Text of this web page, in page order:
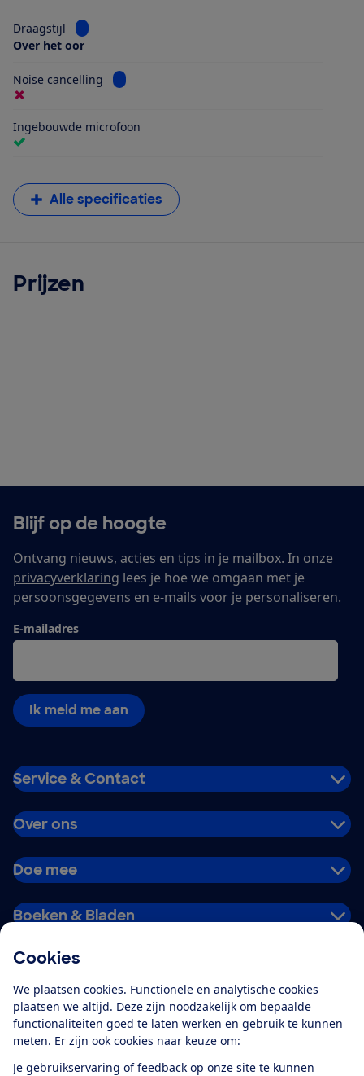
Cookies
We plaatsen cookies. Functionele en analytische cookies
plaatsen we altijd. Deze zijn noodzakelijk om bepaalde
functionaliteiten goed te laten werken en gebruik te kunnen
meten. Er zijn ook cookies naar keuze om:
Je gebruikservaring of feedback op onze site te kunnen
Draagstijl
Bekijk informatie voor Draagstijl
Over het oor
Noise cancelling Bekijk informatie voor Noise cancelling
Ingebouwde microfoon
Alle specificaties
Prijzen
Blijf op de hoogte
Ontvang nieuws, acties en tips in je mailbox. In onze
privacyverklaring lees je hoe we omgaan met je
persoonsgegevens en e-mails voor je personaliseren.
E-mailadres
Ik meld me aan
Service & Contact
Over ons
Doe mee
Boeken & Bladen
Alles over de